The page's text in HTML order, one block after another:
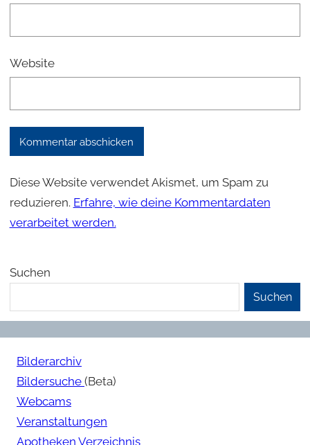
Website
Diese Website verwendet Akismet, um Spam zu
reduzieren. Erfahre, wie deine Kommentardaten
verarbeitet werden.
Suchen
Suchen
Bilderarchiv
Bildersuche (Beta)
Webcams
Veranstaltungen
Apotheken Verzeichnis